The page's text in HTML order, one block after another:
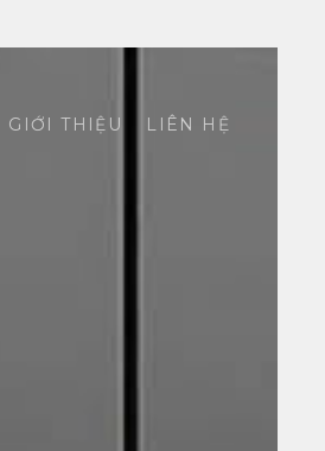
GIỚI THIỆU LIÊN HỆ